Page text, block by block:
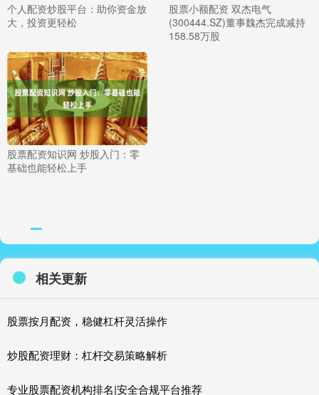
个人配资炒股平台：助你资金放
大，投资更轻松
股票小额配资 双杰电气
(300444.SZ)董事魏杰完成减持
158.58万股
股票配资知识网 炒股入门：零
基础也能轻松上手
相关更新
股票按月配资，稳健杠杆灵活操作
炒股配资理财：杠杆交易策略解析
专业股票配资机构排名|安全合规平台推荐